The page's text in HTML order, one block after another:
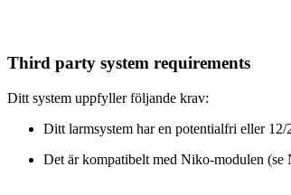
Third party system requirements
Ditt system uppfyller följande krav:
Ditt larmsystem har en potentialfri eller
Det är kompatibelt med Niko-modulen (se